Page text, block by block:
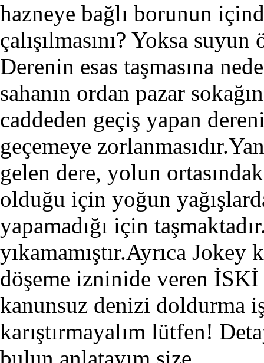
hazneye bağlı borunun
çalışılmasını? Yoksa
Derenin esas taşmasına
sahanın ordan pazar
caddeden geçiş yapan
geçemeye
gelen dere, yolun
olduğu için yoğun
yapamadığı için
yıkamamıştır.Ayrıca
döşeme izninide veren
kanunsuz denizi doldurma
karıştırmayalım lütfen!